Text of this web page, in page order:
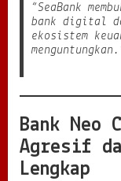
“SeaBank
bank digital
ekosistem
Bank Neo
Agresif
Lengkap